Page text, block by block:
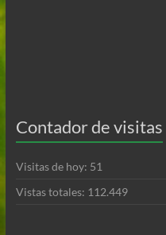
Contador de visitas
Visitas de hoy: 51
Vistas totales: 112.449